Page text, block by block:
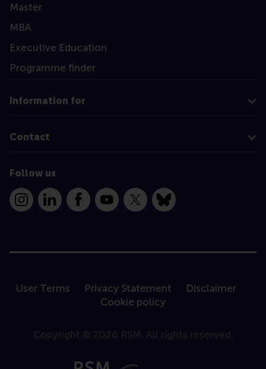
Master
MBA
Executive Education
Programme finder
Information for
Contact
Follow us
InstagramLinkedInFacebookYouTube
X Bluesky
User Terms Privacy Statement
Disclaimer
Cookie policy